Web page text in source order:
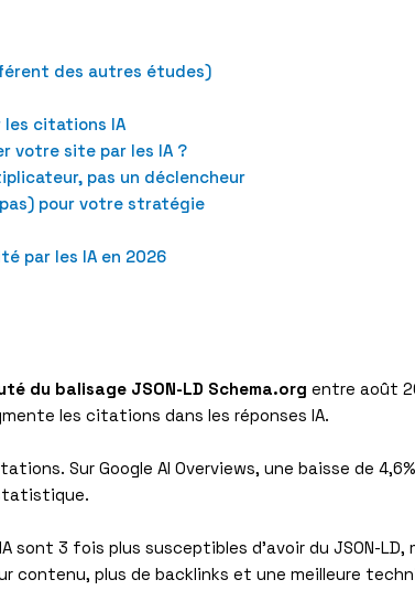
des autres études)
les citations IA
votre site par les IA ?
pas un déclencheur
pour votre stratégie
par les IA en 2026
du balisage JSON-LD Schema.org entre août
les citations dans les réponses IA.
Sur Google AI Overviews, une baisse de
sont 3 fois plus susceptibles d’avoir du JSON-LD,
plus de backlinks et une meilleure